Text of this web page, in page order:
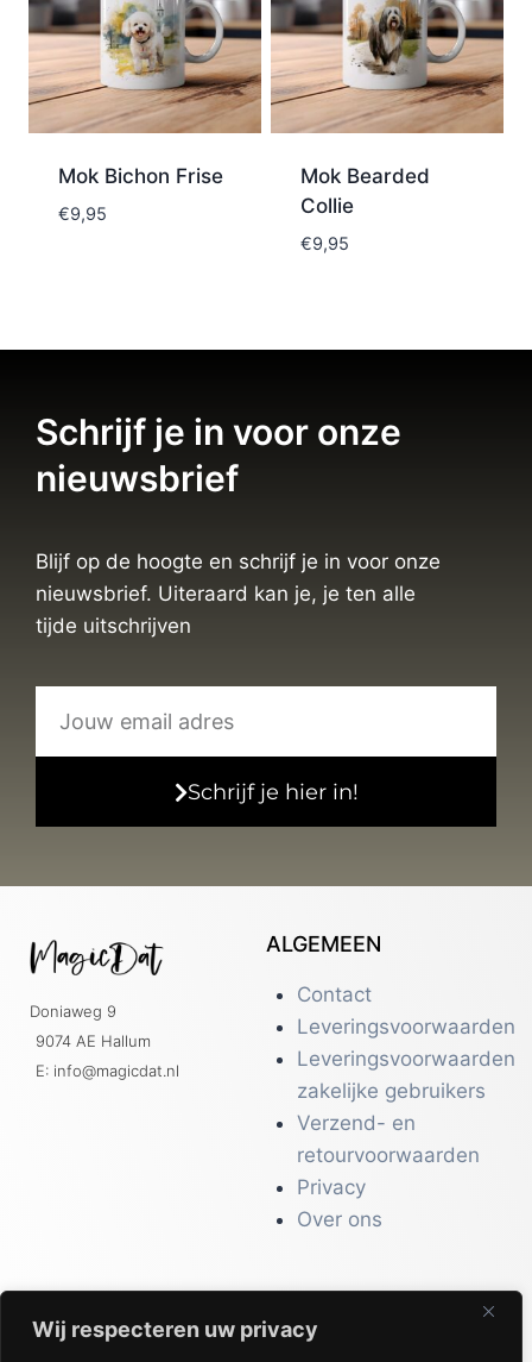
Wij respecteren uw privacy
Mok Bichon Frise
€9,95
Mok Bearded
Collie
€9,95
Schrijf je in voor onze
nieuwsbrief
Blijf op de hoogte en schrijf je in voor onze
nieuwsbrief. Uiteraard kan je, je ten alle
tijde uitschrijven
Schrijf je hier in!
Doniaweg 9
9074 AE Hallum
E: info@magicdat.nl
ALGEMEEN
Contact
Leveringsvoorwaarden
Leveringsvoorwaarden
zakelijke gebruikers
Verzend- en
retourvoorwaarden
Privacy
Over ons
CATALOGI